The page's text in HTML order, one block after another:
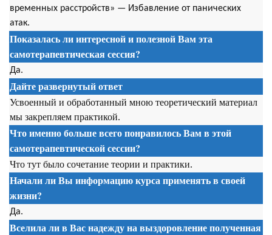
временных расстройств» — Избавление от панических
атак.
Показалась ли интересной и полезной Вам эта
самотерапевтическая сессия?
Да.
Дайте развернутый ответ
Усвоенный и обработанный мною теоретический материал
мы закрепляем практикой.
Что именно больше всего понравилось Вам в этой
самотерапевтической сессии?
Что тут было сочетание теории и практики.
Начали ли Вы информацию курса применять в своей
жизни?
Да.
Вселила ли в Вас надежду на выздоровление полученная